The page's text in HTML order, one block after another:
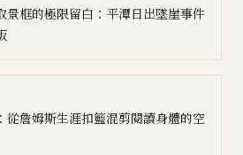
景框的極限留白：平潭日出墜崖事件
從詹姆斯生涯扣籃混剪閱讀身體的空